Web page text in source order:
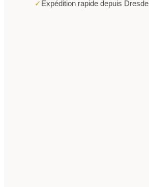
✓ Expédition rapide depuis Dresde